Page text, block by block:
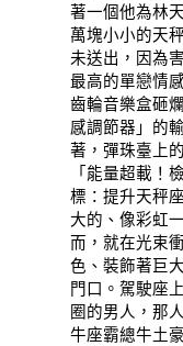
著一個他為林
萬塊小小的天
未送出，因為
最高的單戀情
齒輪音樂盒砸
感調節器」的
著，彈珠臺上
「能量超載！
標：提升天秤
大的、像彩虹
而，就在光束
色、裝飾著巨
門口。駕駛座
圈的男人，那
牛座霸總牛土